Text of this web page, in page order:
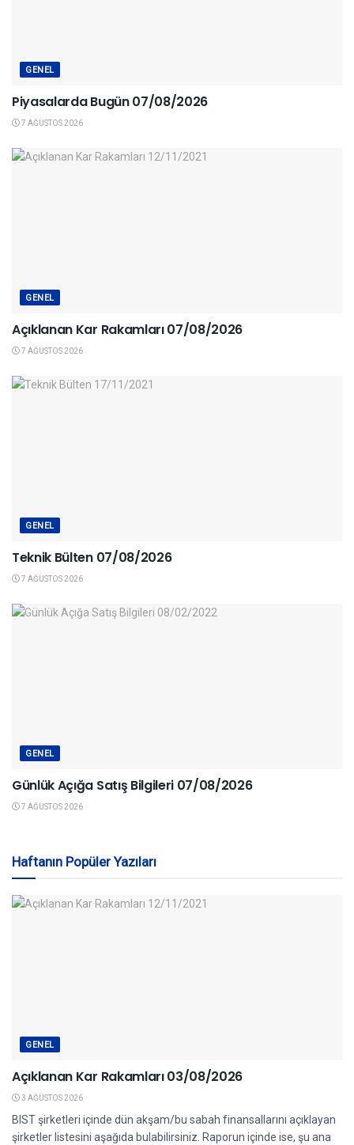
GENEL
Piyasalarda Bugün 07/08/2026
7 AĞUSTOS 2026
GENEL
Açıklanan Kar Rakamları 07/08/2026
7 AĞUSTOS 2026
GENEL
Teknik Bülten 07/08/2026
7 AĞUSTOS 2026
GENEL
Günlük Açığa Satış Bilgileri 07/08/2026
7 AĞUSTOS 2026
Haftanın Popüler Yazıları
GENEL
Açıklanan Kar Rakamları 03/08/2026
3 AĞUSTOS 2026
BIST şirketleri içinde dün akşam/bu sabah finansallarını açıklayan
şirketler listesini aşağıda bulabilirsiniz. Raporun içinde ise, şu ana